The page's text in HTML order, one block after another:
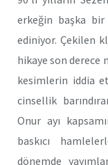
erkeğin başka bir
ediniyor. Çekilen
hikaye son derece
kesimlerin iddia
cinsellik
Onur ayı
baskıcı
dönemde